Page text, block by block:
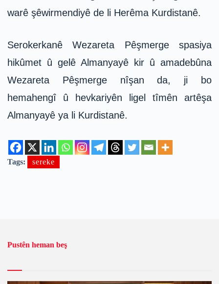
warê şêwirmendiyê de li Herêma Kurdistanê.
Serokerkanê Wezareta Pêşmerge spasiya
hikûmet û gelê Almanyayê kir û amadebûna
Wezareta Pêşmerge nîşan da, ji bo
hemahengî û hevkariyên ligel tîmên artêşa
Almanyayê ya li Kurdistanê.
Tags: sereke
Pustên heman beş